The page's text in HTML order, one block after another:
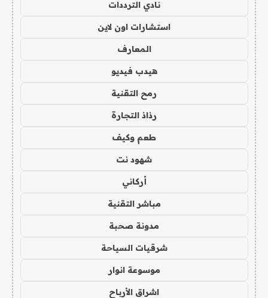
نادي الترددات
استشارات اون لاين
المعارف
هيدب فيديو
رمح التقنية
رذاذ التجارة
طعم وكيف
شهود نت
أركاني
مباشر التقنية
مدونة صحبة
شرقيات السياحة
موسوعة انوار
اشراق الأرباح